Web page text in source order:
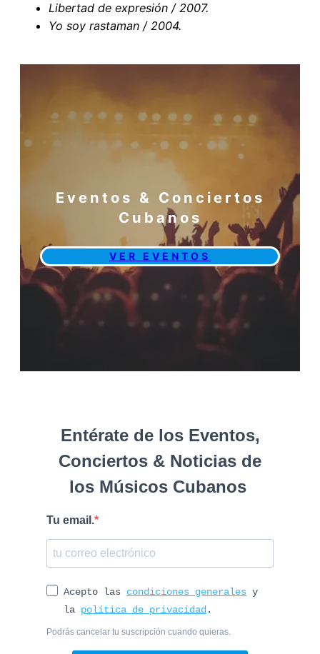
Libertad de expresión / 2007.
Yo soy rastaman / 2004.
Eventos & Conciertos
Cubanos
VER EVENTOS
Entérate de los Eventos,
Conciertos & Noticias de
los Músicos Cubanos
Tu email.
Acepto las condiciones generales y
la política de privacidad .
Podrás cancelar tu suscripción cuando quieras.